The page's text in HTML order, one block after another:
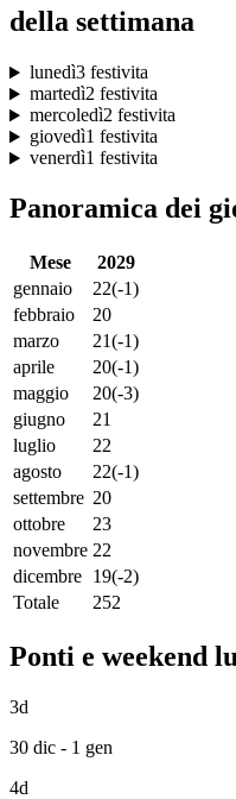
della settimana
lunedì3 festivita
martedì2 festivita
mercoledì2 festivita
giovedì1 festivita
venerdì1 festivita
Panoramica dei
Mese
2029
gennaio
22(-1)
febbraio
20
marzo
21(-1)
aprile
20(-1)
maggio
20(-3)
giugno
21
luglio
22
agosto
22(-1)
settembre 20
ottobre
23
novembre 22
dicembre 19(-2)
Totale
252
Ponti e weekend
3d
30 dic - 1 gen
4d